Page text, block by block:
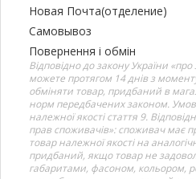
Новая Почта(отделение)
Самовывоз
Повернення і обмін
Відповідно до закону України
можете протягом 14 днів з
обміняти товар, придбаний в
норм передбачених законом.
належної якості стаття 9.
прав споживачів»: споживач має
товар належної якості на
придбаний, якщо товар не
габаритами, фасоном, кольором,